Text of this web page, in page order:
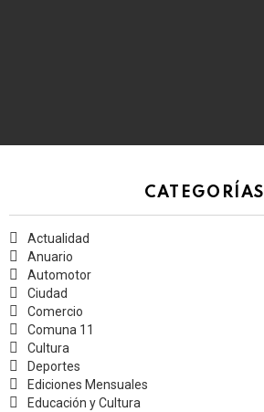
CATEGORÍAS
Actualidad
Anuario
Automotor
Ciudad
Comercio
Comuna 11
Cultura
Deportes
Ediciones Mensuales
Educación y Cultura